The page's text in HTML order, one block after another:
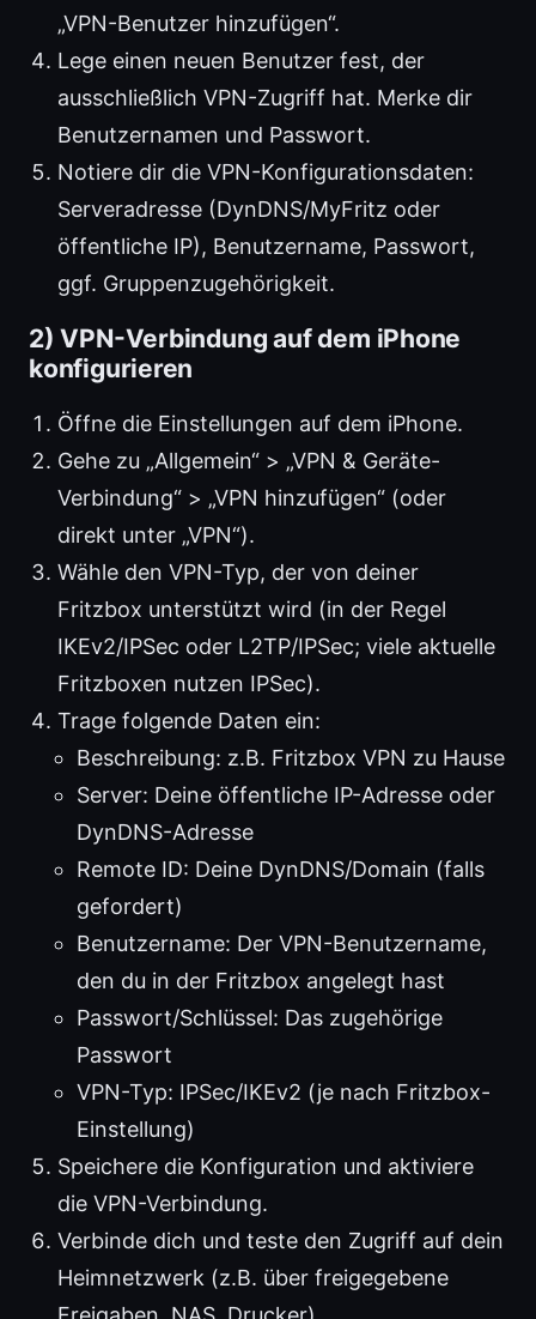
„VPN-Benutzer hinzufügen“.
Lege einen neuen Benutzer fest, der
ausschließlich VPN-Zugriff hat. Merke dir
Benutzernamen und Passwort.
Notiere dir die VPN-Konfigurationsdaten:
Serveradresse (DynDNS/MyFritz oder
öffentliche IP), Benutzername, Passwort,
ggf. Gruppenzugehörigkeit.
2) VPN-Verbindung auf dem iPhone
konfigurieren
Öffne die Einstellungen auf dem iPhone.
Gehe zu „Allgemein“ > „VPN & Geräte-
Verbindung“ > „VPN hinzufügen“ (oder
direkt unter „VPN“).
Wähle den VPN-Typ, der von deiner
Fritzbox unterstützt wird (in der Regel
IKEv2/IPSec oder L2TP/IPSec; viele aktuelle
Fritzboxen nutzen IPSec).
Trage folgende Daten ein:
Beschreibung: z.B. Fritzbox VPN zu Hause
Server: Deine öffentliche IP-Adresse oder
DynDNS-Adresse
Remote ID: Deine DynDNS/Domain (falls
gefordert)
Benutzername: Der VPN-Benutzername,
den du in der Fritzbox angelegt hast
Passwort/Schlüssel: Das zugehörige
Passwort
VPN-Typ: IPSec/IKEv2 (je nach Fritzbox-
Einstellung)
Speichere die Konfiguration und aktiviere
die VPN-Verbindung.
Verbinde dich und teste den Zugriff auf dein
Heimnetzwerk (z.B. über freigegebene